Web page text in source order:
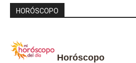
HORÓSCOPO
Horóscopo